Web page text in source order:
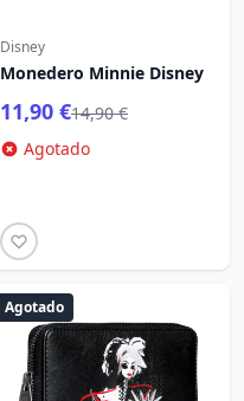
Disney
Monedero Minnie Disney
11,90 €14,90 €
Agotado
Agotado